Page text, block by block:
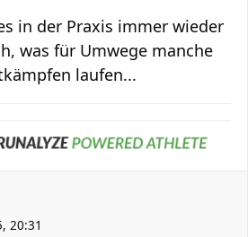
in der Praxis immer wieder
was für Umwege manche
laufen...
20:31